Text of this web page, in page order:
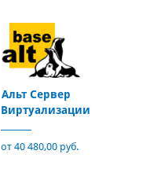
Альт Сервер
Виртуализации
от 40 480,00 руб.